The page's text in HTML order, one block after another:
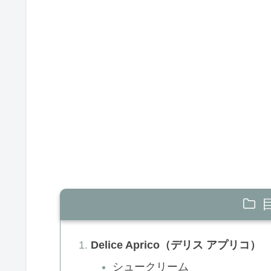
Delice Aprico（デリス アプリコ）
シュークリーム